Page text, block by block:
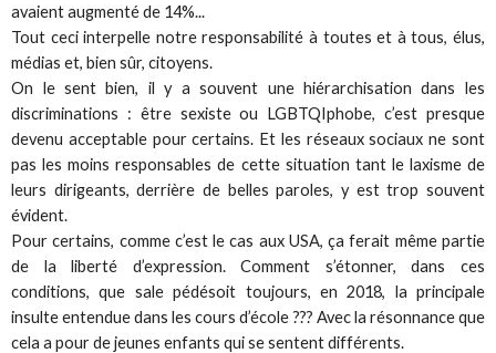
avaient augmenté de 14%...
Tout ceci interpelle notre responsabilité à toutes et à tous, élus,
médias et, bien sûr, citoyens.
On le sent bien, il y a souvent une hiérarchisation dans les
discriminations : être sexiste ou LGBTQIphobe, c’est presque
devenu acceptable pour certains. Et les réseaux sociaux ne sont
pas les moins responsables de cette situation tant le laxisme de
leurs dirigeants, derrière de belles paroles, y est trop souvent
évident.
Pour certains, comme c’est le cas aux USA, ça ferait même partie
de la liberté d’expression. Comment s’étonner, dans ces
conditions, que sale pédésoit toujours, en 2018, la principale
insulte entendue dans les cours d’école ??? Avec la résonnance que
cela a pour de jeunes enfants qui se sentent différents.